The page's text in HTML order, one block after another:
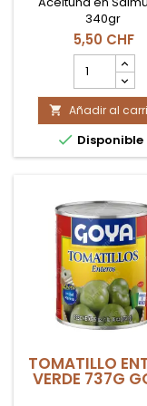
340gr
5,50 CHF
cantidad
del
producto
ACEITUNA
EN
SALMUERA
 Añadir al
 Disponible
TOMATILLO
VERDE 737G